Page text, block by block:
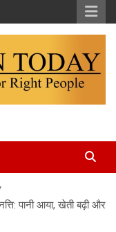
पानी आया, खेती बढ़ी और